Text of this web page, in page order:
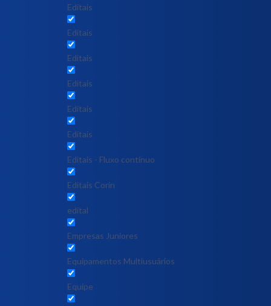
Editais
Editais
Editais
Editais
Editais
Editais
Editais - Fluxo contínuo
Editais Corin
edital
Empresas Juniores
Equipamentos Multiusuários
Equipe